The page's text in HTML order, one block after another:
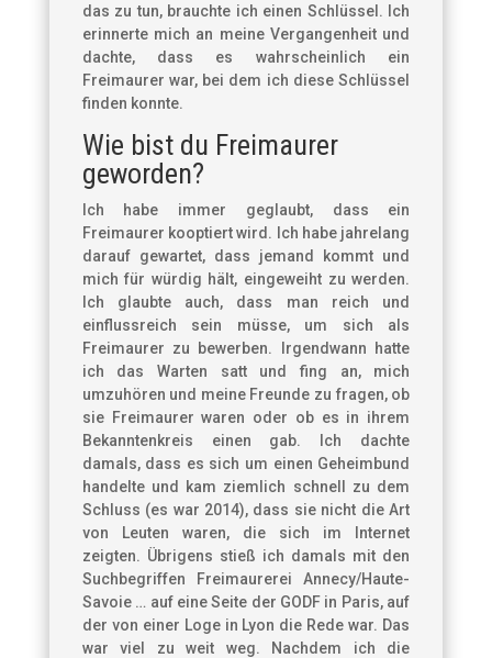
das zu tun, brauchte ich einen Schlüssel. Ich
erinnerte mich an meine Vergangenheit und
dachte, dass es wahrscheinlich ein
Freimaurer war, bei dem ich diese Schlüssel
finden konnte.
Wie bist du Freimaurer
geworden?
Ich habe immer geglaubt, dass ein
Freimaurer kooptiert wird. Ich habe jahrelang
darauf gewartet, dass jemand kommt und
mich für würdig hält, eingeweiht zu werden.
Ich glaubte auch, dass man reich und
einflussreich sein müsse, um sich als
Freimaurer zu bewerben. Irgendwann hatte
ich das Warten satt und fing an, mich
umzuhören und meine Freunde zu fragen, ob
sie Freimaurer waren oder ob es in ihrem
Bekanntenkreis einen gab. Ich dachte
damals, dass es sich um einen Geheimbund
handelte und kam ziemlich schnell zu dem
Schluss (es war 2014), dass sie nicht die Art
von Leuten waren, die sich im Internet
zeigten. Übrigens stieß ich damals mit den
Suchbegriffen Freimaurerei Annecy/Haute-
Savoie … auf eine Seite der GODF in Paris, auf
der von einer Loge in Lyon die Rede war. Das
war viel zu weit weg. Nachdem ich die